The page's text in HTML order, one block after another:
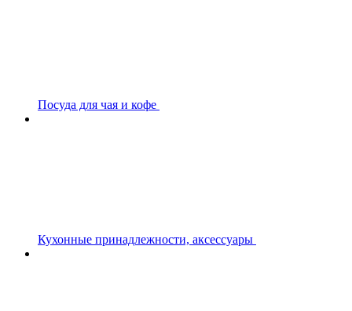
Посуда для чая и кофе
Кухонные принадлежности, аксессуары